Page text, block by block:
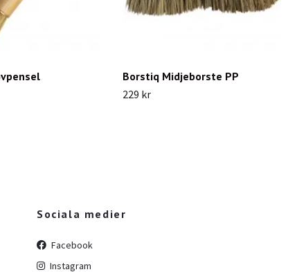
Borstiq Midjeborste PP
229 kr
Sociala medier
Facebook
Instagram